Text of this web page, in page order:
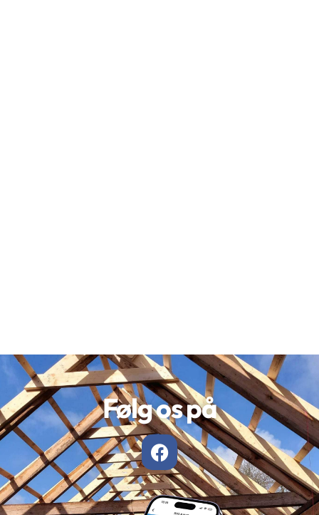
Følg os på